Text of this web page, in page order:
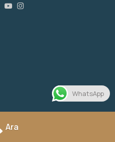
X YouTube
WhatsApp
Ara